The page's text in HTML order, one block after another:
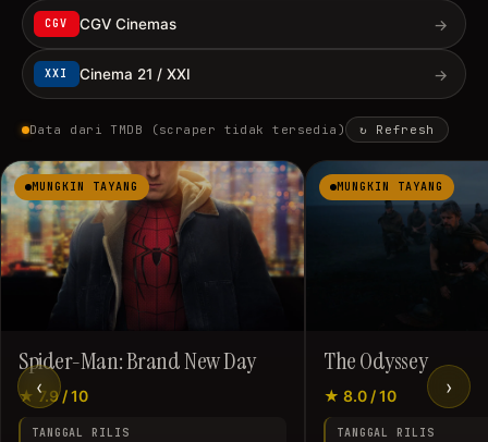
CGV CGV Cinemas →
XXI Cinema 21 / XXI →
Data dari TMDB (scraper tidak tersedia) ↻ Refresh
‹
MUNGKIN TAYANG
Spider-Man: Brand New Day
★ 7.9 / 10
TANGGAL RILIS
MUNGKIN TAYANG
The Odyssey
★ 8.0 / 10
TANGGAL RILIS
›